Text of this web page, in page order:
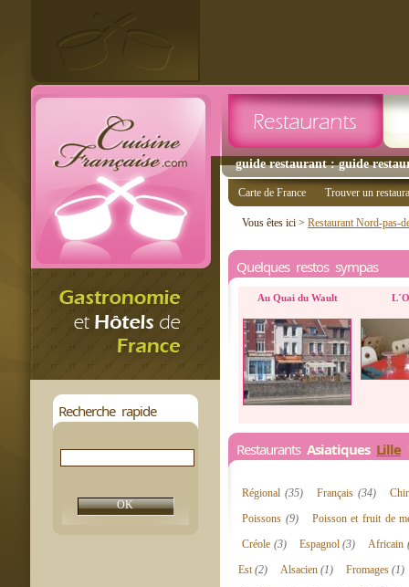
guide restaurant : guide
Recherche rapide
Carte de France Trouver un
Vous êtes ici > Restaurant Nord-pas-
Quelques restos sympas
Au Quai du Wault
Restaurants Asiatiques Lille
Régional (35) Français (34)
Poissons (9)
Poisson et fruit de
Créole (3) Espagnol(3) Africain
Est(2) Alsacien(1) Fromages (1)